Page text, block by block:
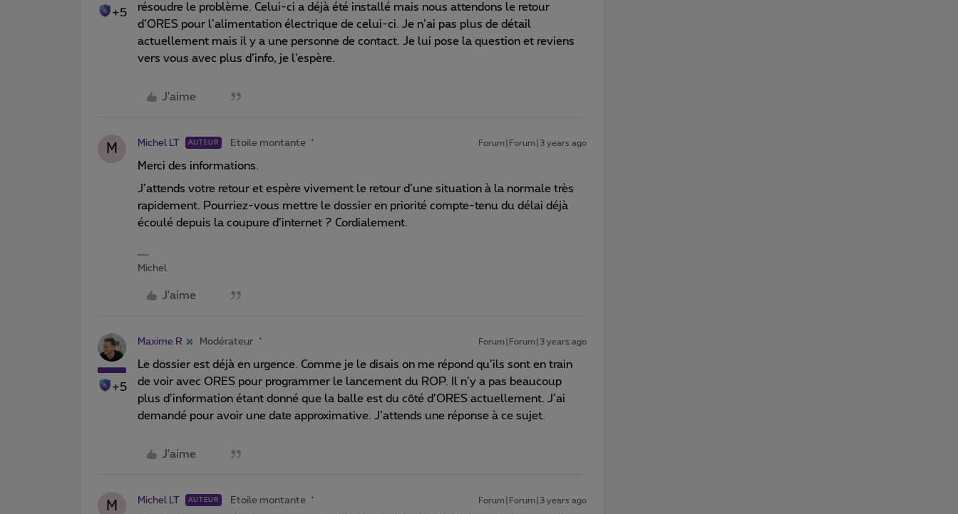
+5
résoudre le problème. Celui-ci a déjà été installé mais nous attendons le retour
d’ORES pour l’alimentation électrique de celui-ci. Je n’ai pas plus de détail
actuellement mais il y a une personne de contact. Je lui pose la question et reviens
vers vous avec plus d’info, je l’espère.
J'aime
M Michel LT AUTEUR Etoile montante Forum|Forum|3 years ago
Merci des informations.
J’attends votre retour et espère vivement le retour d’une situation à la normale très
rapidement. Pourriez-vous mettre le dossier en priorité compte-tenu du délai déjà
écoulé depuis la coupure d’internet ? Cordialement.
Michel
J'aime
+5
Maxime R Modérateur Forum|Forum|3 years ago
Le dossier est déjà en urgence. Comme je le disais on me répond qu’ils sont en train
de voir avec ORES pour programmer le lancement du ROP. Il n’y a pas beaucoup
plus d’information étant donné que la balle est du côté d’ORES actuellement. J’ai
demandé pour avoir une date approximative. J’attends une réponse à ce sujet.
J'aime
M Michel LT AUTEUR Etoile montante Forum|Forum|3 years ago